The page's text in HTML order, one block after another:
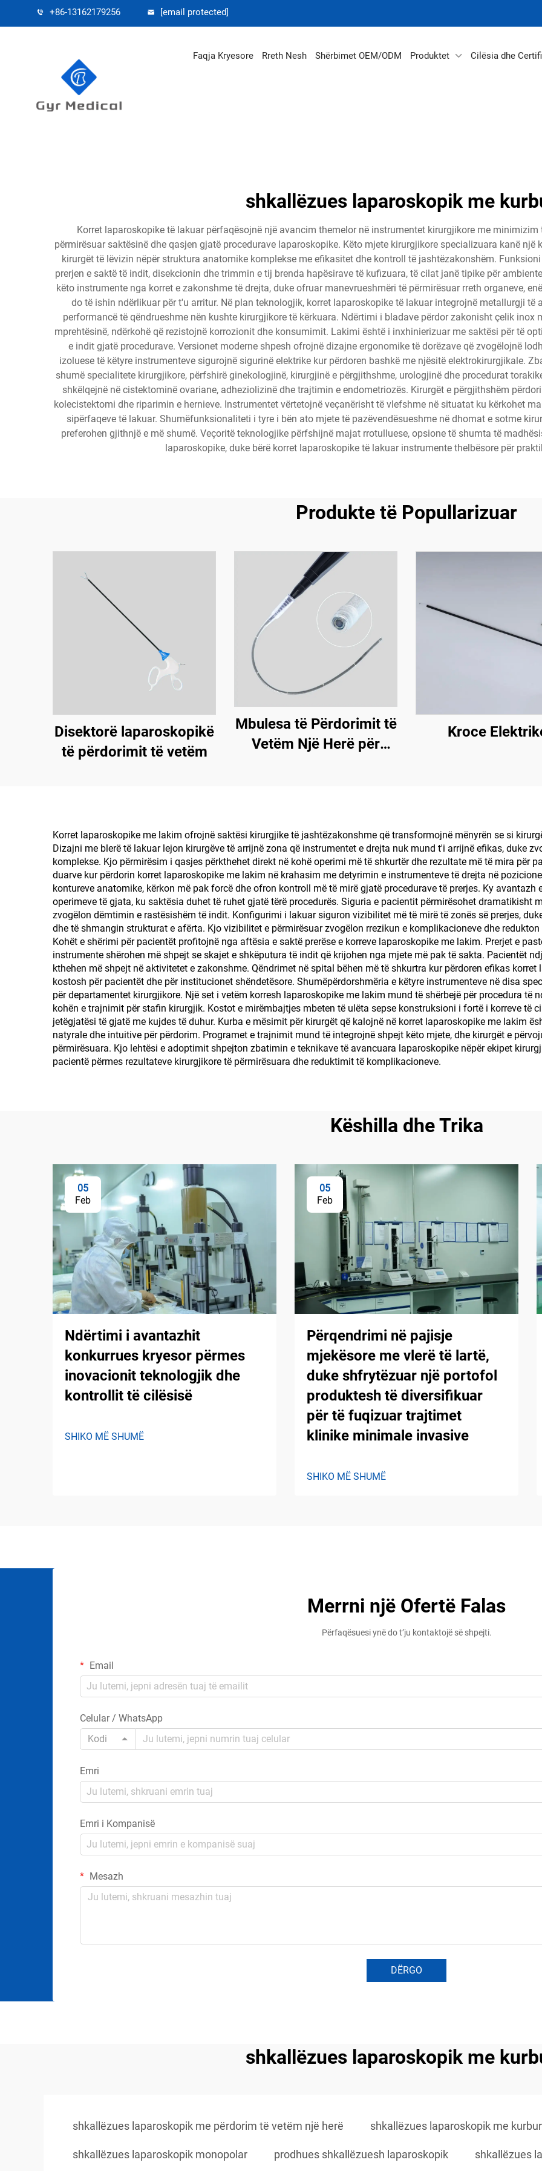
+86-13162179256 [email protected]
Faqja Kryesore Rreth Nesh Shërbimet OEM/ODM Produktet Cilësia dhe
shkallëzues laparoskopik me
Korret laparoskopike të lakuar përfaqësojnë një avancim themelor në instrumentet kirurgjikore me
përmirësuar saktësinë dhe qasjen gjatë procedurave laparoskopike. Këto mjete kirurgjikore specializuara kanë
kirurgët të lëvizin nëpër struktura anatomike komplekse me efikasitet dhe kontroll të jashtëzakonshëm.
prerjen e saktë të indit, disekcionin dhe trimmin e tij brenda hapësirave të kufizuara, të cilat janë tipike për
këto instrumente nga korret e zakonshme të drejta, duke ofruar manevrueshmëri të përmirësuar rreth organeve,
do të ishin ndërlikuar për t'u arritur. Në plan teknologjik, korret laparoskopike të lakuar integrojnë metallurgji të
performancë të qëndrueshme nën kushte kirurgjikore të kërkuara. Ndërtimi i bladave përdor zakonisht çelik inox
mprehtësinë, ndërkohë që rezistojnë korrozionit dhe konsumimit. Lakimi është i inxhinierizuar me saktësi për të
e indit gjatë procedurave. Versionet moderne shpesh ofrojnë dizajne ergonomike të dorëzave që zvogëlojnë
izoluese të këtyre instrumenteve sigurojnë sigurinë elektrike kur përdoren bashkë me njësitë elektrokirurgjikale.
shumë specialitete kirurgjikore, përfshirë ginekologjinë, kirurgjinë e përgjithshme, urologjinë dhe procedurat
shkëlqejnë në cistektominë ovariane, adheziolizinë dhe trajtimin e endometriozës. Kirurgët e përgjithshëm
kolecistektomi dhe riparimin e hernieve. Instrumentet vërtetojnë veçanërisht të vlefshme në situatat ku kërkohet
sipërfaqeve të lakuar. Shumëfunksionaliteti i tyre i bën ato mjete të pazëvendësueshme në dhomat e sotme
preferohen gjithnjë e më shumë. Veçoritë teknologjike përfshijnë majat rrotulluese, opsione të shumta të
laparoskopike, duke bërë korret laparoskopike të lakuar instrumente thelbësore për
Produkte të Popullarizuar
Disektorë laparoskopikë
të përdorimit të vetëm
Mbulesa të Përdorimit të
Vetëm Një Herë për
Kroce
Korret laparoskopike me lakim ofrojnë saktësi kirurgjike të jashtëzakonshme që transformojnë mënyrën se si
Dizajni me blerë të lakuar lejon kirurgëve të arrijnë zona që instrumentet e drejta nuk mund t'i arrijnë efikas, duke
komplekse. Kjo përmirësim i qasjes përkthehet direkt në kohë operimi më të shkurtër dhe rezultate më të mira për
duarve kur përdorin korret laparoskopike me lakim në krahasim me detyrimin e instrumenteve të drejta në
kontureve anatomike, kërkon më pak forcë dhe ofron kontroll më të mirë gjatë procedurave të prerjes. Ky
operimeve të gjata, ku saktësia duhet të ruhet gjatë tërë procedurës. Siguria e pacientit përmirësohet dramatikisht
zvogëlon dëmtimin e rastësishëm të indit. Konfigurimi i lakuar siguron vizibilitet më të mirë të zonës së prerjes,
dhe të shmangin strukturat e afërta. Kjo vizibilitet e përmirësuar zvogëlon rrezikun e komplikacioneve dhe
Kohët e shërimi për pacientët profitojnë nga aftësia e saktë prerëse e korreve laparoskopike me lakim. Prerjet e
instrumente shërohen më shpejt se skajet e shkëputura të indit që krijohen nga mjete më pak të sakta. Pacientët
kthehen më shpejt në aktivitetet e zakonshme. Qëndrimet në spital bëhen më të shkurtra kur përdoren efikas
kostosh për pacientët dhe për institucionet shëndetësore. Shumëpërdorshmëria e këtyre instrumenteve në disa
për departamentet kirurgjikore. Një set i vetëm korresh laparoskopike me lakim mund të shërbejë për procedura të
kohën e trajnimit për stafin kirurgjik. Kostot e mirëmbajtjes mbeten të ulëta sepse konstruksioni i fortë i korreve të
jetëgjatësi të gjatë me kujdes të duhur. Kurba e mësimit për kirurgët që kalojnë në korret laparoskopike me lakim
natyrale dhe intuitive për përdorim. Programet e trajnimit mund të integrojnë shpejt këto mjete, dhe kirurgët e
përmirësuara. Kjo lehtësi e adoptimit shpejton zbatimin e teknikave të avancuara laparoskopike nëpër ekipet
pacientë përmes rezultateve kirurgjikore të përmirësuara dhe reduktimit të komplikacioneve.
Këshilla dhe Trika
05
Feb
Ndërtimi i avantazhit
konkurrues kryesor përmes
inovacionit teknologjik dhe
kontrollit të cilësisë
SHIKO MË SHUMË
05
Feb
Përqendrimi në pajisje
mjekësore me vlerë të lartë,
duke shfrytëzuar një portofol
produktesh të diversifikuar
për të fuqizuar trajtimet
klinike minimale invasive
SHIKO MË SHUMË
Merrni një Ofertë Falas
Përfaqësuesi ynë do t’ju kontaktojë së shpejti.
Email
Celular / WhatsApp
Kodi
Emri
Emri i Kompanisë
Mesazh
DËRGO
shkallëzues laparoskopik me
shkallëzues laparoskopik me përdorim të vetëm një herë shkallëzues laparoskopik me
shkallëzues laparoskopik monopolar prodhues shkallëzuesh laparoskopik shkallëzues